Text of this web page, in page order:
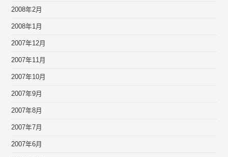
2008年2月
2008年1月
2007年12月
2007年11月
2007年10月
2007年9月
2007年8月
2007年7月
2007年6月